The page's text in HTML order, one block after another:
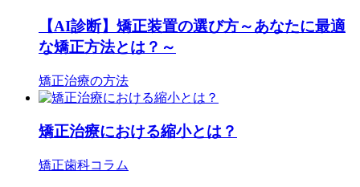
【AI診断】矯正装置の選び方～あなたに最適
な矯正方法とは？～
矯正治療の方法
矯正治療における縮小とは？
矯正歯科コラム